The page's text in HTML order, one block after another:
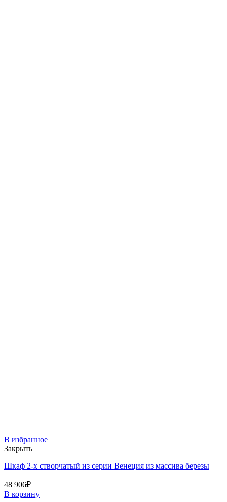
В избранное
Закрыть
Шкаф 2-х створчатый из серии Венеция из массива березы
48 906₽
В корзину